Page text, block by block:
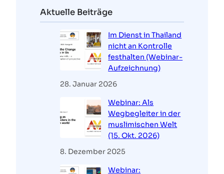
Aktuelle Beiträge
Im Dienst in Thailand
nicht an Kontrolle
festhalten (Webinar-
Aufzeichnung)
28. Januar 2026
Webinar: Als
Wegbegleiter in der
muslimischen Welt
(15. Okt. 2026)
8. Dezember 2025
Webinar: